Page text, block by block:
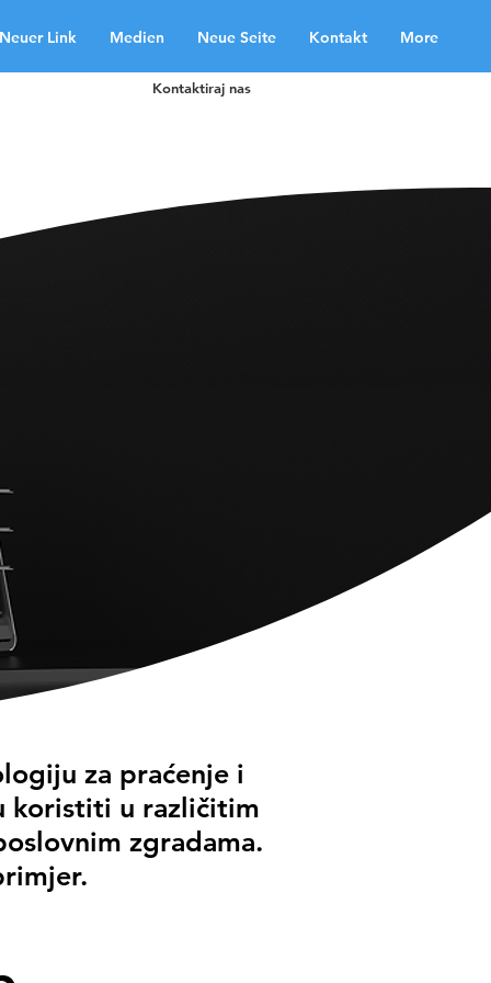
Neuer Link Medien Neue Seite Kontakt More
Kontaktiraj nas
za praćenje i
koristiti u različitim
zgradama.